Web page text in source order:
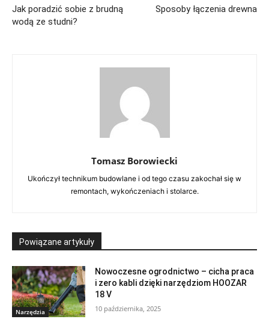
Jak poradzić sobie z brudną
wodą ze studni?
Sposoby łączenia drewna
Tomasz Borowiecki
Ukończył technikum budowlane i od tego czasu zakochał się w
remontach, wykończeniach i stolarce.
Powiązane artykuły
Narzędzia
Nowoczesne ogrodnictwo – cicha praca
i zero kabli dzięki narzędziom HOOZAR
18 V
10 października, 2025